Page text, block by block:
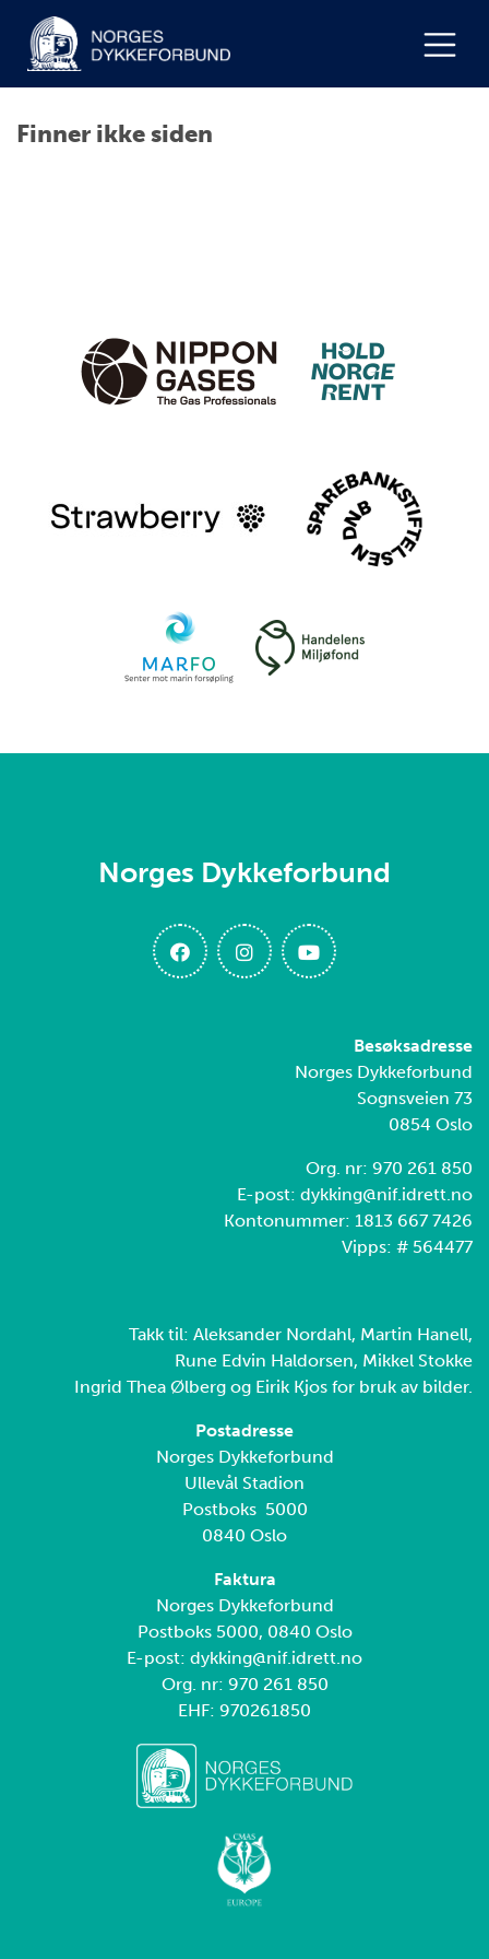
Finner ikke siden
Norges Dykkeforbund
Besøksadresse
Norges Dykkeforbund
Sognsveien 73
0854 Oslo
Org. nr: 970 261 850
E-post: dykking@nif.idrett.no
Kontonummer: 1813 667 7426
Vipps: # 564477
Takk til: Aleksander Nordahl, Martin Hanell,
Rune Edvin Haldorsen, Mikkel Stokke
Ingrid Thea Ølberg og Eirik Kjos for bruk av bilder.
Postadresse
Norges Dykkeforbund
Ullevål Stadion
Postboks 5000
0840 Oslo
Faktura
Norges Dykkeforbund
Postboks 5000, 0840 Oslo
E-post: dykking@nif.idrett.no
Org. nr: 970 261 850
EHF: 970261850